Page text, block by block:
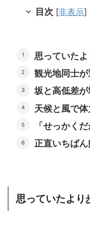
目次 [非表示]
思っていた
観光地同士
坂と高低差
天候と風で
「せっかく
正直いちば
思っていたより